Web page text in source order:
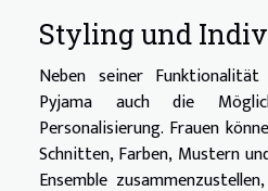
Styling und
Neben seiner
Pyjama auch die
Personalisierung. Frauen
Schnitten, Farben, Mustern
Ensemble